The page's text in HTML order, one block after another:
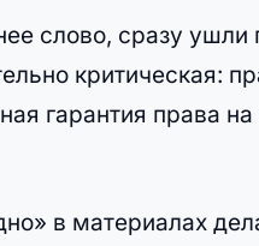
слово, сразу
критическая:
гарантия права
в материалах